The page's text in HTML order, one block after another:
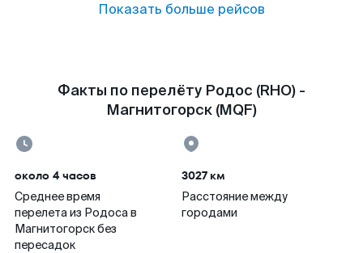
Показать больше рейсов
Факты по перелёту Родос (RHO) -
Магнитогорск (MQF)
около 4 часов
Среднее время
перелета из Родоса в
Магнитогорск без
пересадок
3027 км
Расстояние между
городами